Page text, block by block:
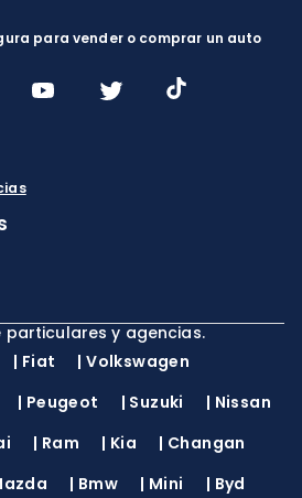
para vender o comprar un auto
particulares y agencias.
| Fiat |Volkswagen
| Peugeot | Suzuki | Nissan
| Ram | Kia | Changan
| Bmw | Mini | Byd